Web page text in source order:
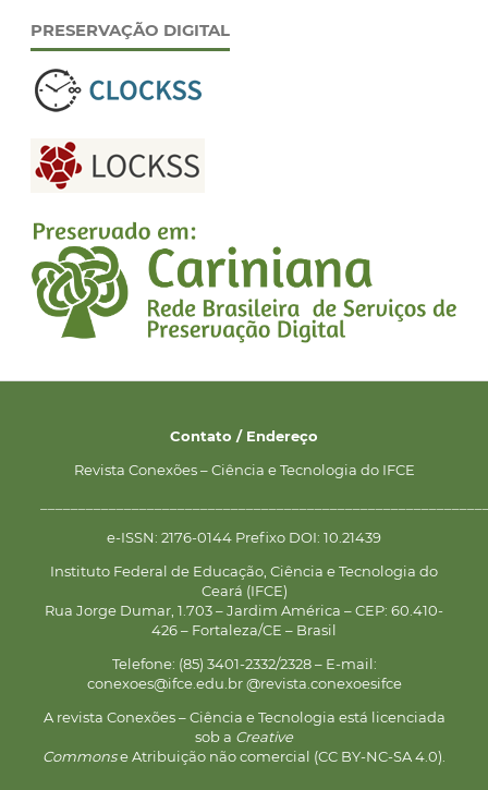
PRESERVAÇÃO DIGITAL
Contato / Endereço
Revista Conexões – Ciência e Tecnologia do IFCE
e-ISSN: 2176-0144 Prefixo DOI: 10.21439
Instituto Federal de Educação, Ciência e Tecnologia do
Ceará (IFCE)
Rua Jorge Dumar, 1.703 – Jardim América – CEP: 60.410-
426 – Fortaleza/CE – Brasil
Telefone: (85) 3401-2332/2328 – E-mail:
conexoes@ifce.edu.br @revista.conexoesifce
A revista Conexões – Ciência e Tecnologia está licenciada
sob a Creative
Commonse Atribuição não comercial (CC BY-NC-SA 4.0).